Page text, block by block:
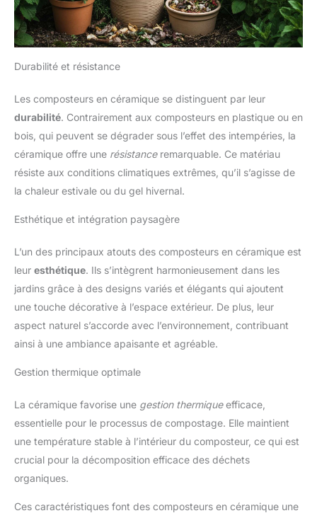
Durabilité et résistance
Les composteurs en céramique se distinguent par leur
durabilité. Contrairement aux composteurs en plastique ou en
bois, qui peuvent se dégrader sous l’effet des intempéries, la
céramique offre une résistanceremarquable. Ce matériau
résiste aux conditions climatiques extrêmes, qu’il s’agisse de
la chaleur estivale ou du gel hivernal.
Esthétique et intégration paysagère
L’un des principaux atouts des composteurs en céramique est
leur esthétique. Ils s’intègrent harmonieusement dans les
jardins grâce à des designs variés et élégants qui ajoutent
une touche décorative à l’espace extérieur. De plus, leur
aspect naturel s’accorde avec l’environnement, contribuant
ainsi à une ambiance apaisante et agréable.
Gestion thermique optimale
La céramique favorise une gestion thermiqueefficace,
essentielle pour le processus de compostage. Elle maintient
une température stable à l’intérieur du composteur, ce qui est
crucial pour la décomposition efficace des déchets
organiques.
Ces caractéristiques font des composteurs en céramique une